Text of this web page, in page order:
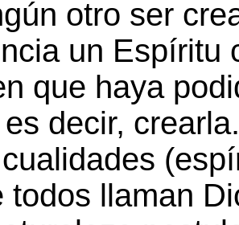
otro ser
un Espíritu
que haya
decir,
todos llaman